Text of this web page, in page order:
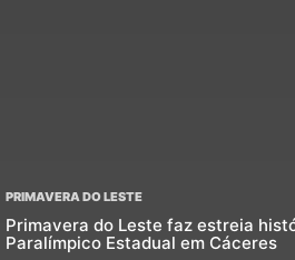
PRIMAVERA DO LESTE
Primavera do Leste faz estreia
Paralímpico Estadual em Cáceres